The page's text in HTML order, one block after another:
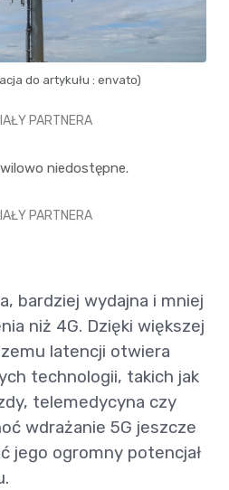
do artykułu : envato)
PARTNERA
niedostępne.
PARTNERA
bardziej wydajna i mniej
niż 4G. Dzięki większej
latencji otwiera
technologii, takich jak
telemedycyna czy
wdrażanie 5G jeszcze
jego ogromny potencjał